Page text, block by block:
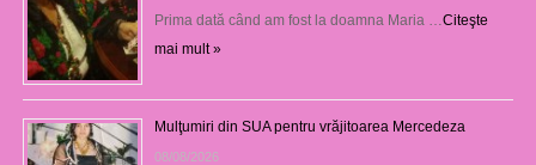
Prima dată când am fost la doamna Maria … Citeşte
mai mult »
Mulţumiri din SUA pentru vrăjitoarea Mercedeza
08/08/2026